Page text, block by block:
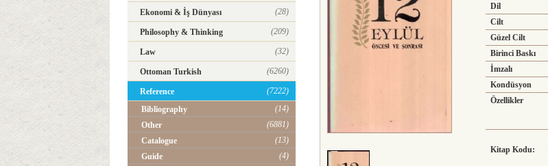
Ekonomi & İş Dünyası (28)
Philosophy & Thinking (209)
Law (32)
Ottoman Turkish (6260)
Reference
(7222)
Bibliography
(14)
Other
(6881)
Catalogue
(13)
Guide
(4)
Dil
Cilt
Güzel Cilt
Birinci Baskı
İmzalı
Kondüsyon
Özellikler
Kitap Kodu: